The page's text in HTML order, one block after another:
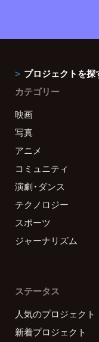
プロジェクトを探
カテゴリー
映画
写真
アニメ
コミュニティ
演劇・ダンス
テクノロジー
スポーツ
ジャーナリズム
ステータス
人気のプロジェクト
新着プロジェクト